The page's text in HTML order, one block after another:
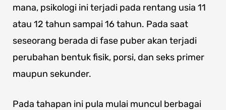
mana, psikologi ini terjadi pada rentang usia 11
atau 12 tahun sampai 16 tahun. Pada saat
seseorang berada di fase puber akan terjadi
perubahan bentuk fisik, porsi, dan seks primer
maupun sekunder.
Pada tahapan ini pula mulai muncul berbagai